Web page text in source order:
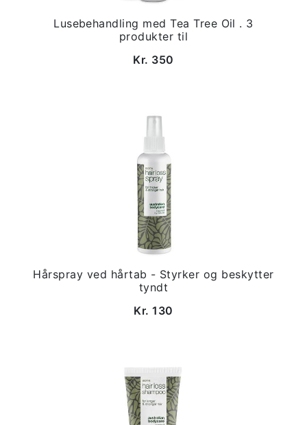
Lusebehandling med Tea Tree Oil . 3
produkter til
Kr. 350
Hårspray ved hårtab - Styrker og beskytter
tyndt
Kr. 130